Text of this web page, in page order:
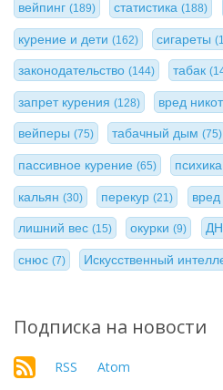
вейпинг (189) статистика(188)
курение и дети (162) сигареты
законодательство (144) табак
запрет курения (128) вред
вейперы (75) табачный дым(75)
пассивное курение (65)
кальян (30) перекур(21) вред
лишний вес (15) окурки(9)
снюс (7) Искусственный
Подписка на новости
RSS Atom